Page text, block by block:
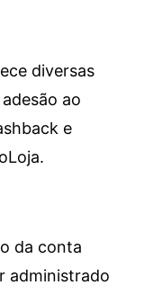
diversas
ao
e
da conta
administrado